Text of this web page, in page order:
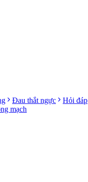
Đau thắt ngực Hỏi đáp
mạch